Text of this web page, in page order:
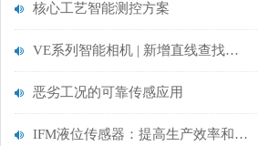
核心工艺智能测控方案
VE系列智能相机 | 新增直线查找工具&数据输出功能
恶劣工况的可靠传感应用
IFM液位传感器：提高生产效率和安全性的关键因素